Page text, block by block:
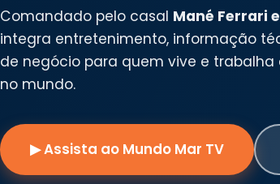
Comandado pelo casal Mané Ferrari
integra entretenimento, informação
de negócio para quem vive e trabalha
no mundo.
▶ Assista ao Mundo Mar TV